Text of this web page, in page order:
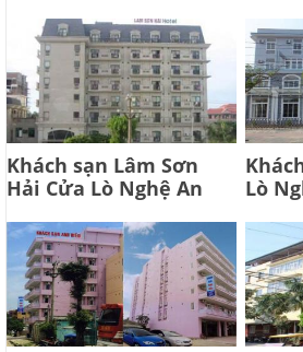
Khách sạn Lâm Sơn
Hải Cửa Lò Nghệ An
Lò